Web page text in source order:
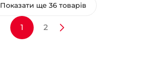
Показати ще 36 товарів
1 2